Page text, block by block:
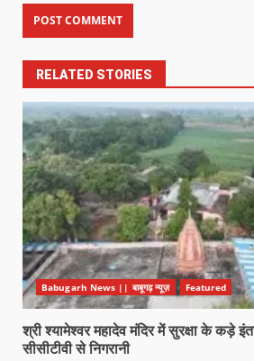
RELATED STORIES
Babugarh News || बाबूगढ़ न्यूज़ Featured
श्री श्यामेश्वर महादेव मंदिर में सुरक्षा के कड़े
सीसीटीवी से निगरानी